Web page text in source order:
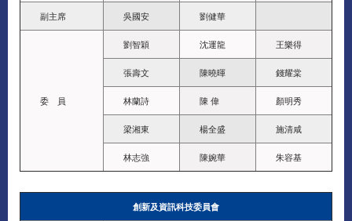
副主席 吳國安 劉健華
委 員
劉智穎 沈運龍 王樂得
張壽文 陳曉暉 錢耀棠
林蘭詩 陳 偉 顏明秀
梁湘東 楊全盛 施清咸
林志強 陳婉華 朱容基
創新及資訊科技委員會